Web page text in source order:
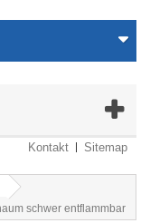
Kontakt Sitemap
schwer entflammbar